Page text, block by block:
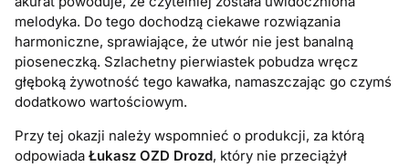
melodyka. Do tego dochodzą ciekawe rozwiązania
harmoniczne, sprawiające, że utwór nie jest banalną
pioseneczką. Szlachetny pierwiastek pobudza wręcz
głęboką żywotność tego kawałka, namaszczając go czymś
dodatkowo wartościowym.
Przy tej okazji należy wspomnieć o produkcji, za którą
odpowiadaŁukasz OZD Drozd, który nie przeciążył